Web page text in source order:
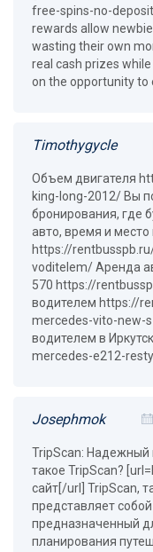
free-spins-no-
rewards allow
wasting their own
real cash prizes
on the opportunity to
Timothygycle
Объем двигателя
king-long-2012/ Вы
бронирования, где
авто, время и место
https://
voditelem/ Аренда
570 https://
водителем https://
mercedes-vito-new-
водителем в
mercedes-e212-
Josephmok
TripScan: Надежный
такое TripScan?
сайт[/url] TripScan,
представляет
предназначенный
планирования